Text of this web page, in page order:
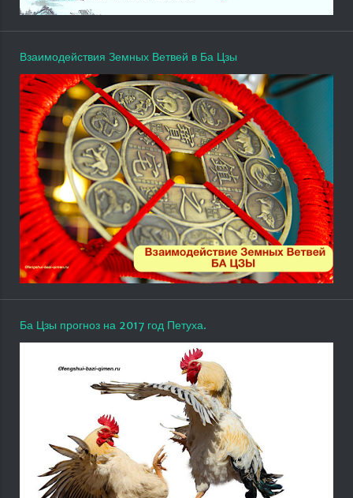
Взаимодействия Земных Ветвей в Ба Цзы
Ба Цзы прогноз на 2017 год Петуха.